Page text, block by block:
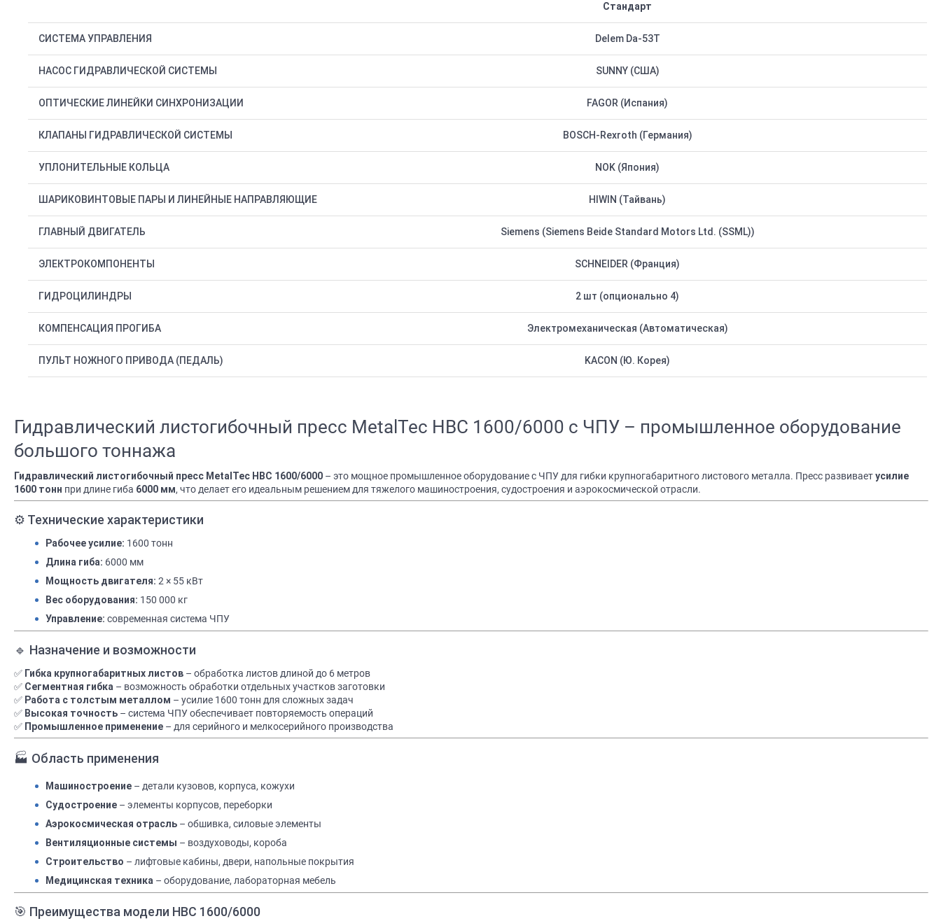
Стандарт
СИСТЕМА УПРАВЛЕНИЯ Delem Da-53T
НАСОС ГИДРАВЛИЧЕСКОЙ СИСТЕМЫ SUNNY (США)
ОПТИЧЕСКИЕ ЛИНЕЙКИ СИНХРОНИЗАЦИИ FAGOR (Испания)
КЛАПАНЫ ГИДРАВЛИЧЕСКОЙ СИСТЕМЫ BOSCH-Rexroth (Германия)
УПЛОНИТЕЛЬНЫЕ КОЛЬЦА NOK (Япония)
ШАРИКОВИНТОВЫЕ ПАРЫ И ЛИНЕЙНЫЕ НАПРАВЛЯЮЩИЕ HIWIN (Тайвань)
ГЛАВНЫЙ ДВИГАТЕЛЬ Siemens (Siemens Beide Standard Motors Ltd. (SSML))
ЭЛЕКТРОКОМПОНЕНТЫ SCHNEIDER (Франция)
ГИДРОЦИЛИНДРЫ 2 шт (опционально 4)
КОМПЕНСАЦИЯ ПРОГИБА Электромеханическая (Автоматическая)
ПУЛЬТ НОЖНОГО ПРИВОДА (ПЕДАЛЬ) KACON (Ю. Корея)
Гидравлический листогибочный пресс MetalTec HBC 1600/6000 с ЧПУ – промышленное оборудование
большого тоннажа
Гидравлический листогибочный пресс MetalTec HBC 1600/6000 – это мощное промышленное оборудование с ЧПУ для гибки крупногабаритного листового металла. Пресс развиваетусилие
1600 тонн при длине гиба 6000 мм, что делает его идеальным решением для тяжелого машиностроения, судостроения и аэрокосмической отрасли.
⚙ ️ Технические характеристики
Рабочее усилие: 1600 тонн
Длина гиба: 6000 мм
Мощность двигателя: 2 × 55 кВт
Вес оборудования: 150 000 кг
Управление: современная система ЧПУ
🔹 Назначение и возможности
✅ Гибка крупногабаритных листов – обработка листов длиной до 6 метров
✅ Сегментная гибка – возможность обработки отдельных участков заготовки
✅ Работа с толстым металлом – усилие 1600 тонн для сложных задач
✅ Высокая точность – система ЧПУ обеспечивает повторяемость операций
✅ Промышленное применение – для серийного и мелкосерийного производства
🏭 Область применения
Машиностроение – детали кузовов, корпуса, кожухи
Судостроение – элементы корпусов, переборки
Аэрокосмическая отрасль – обшивка, силовые элементы
Вентиляционные системы – воздуховоды, короба
Строительство – лифтовые кабины, двери, напольные покрытия
Медицинская техника – оборудование, лабораторная мебель
🎯 Преимущества модели HBC 1600/6000